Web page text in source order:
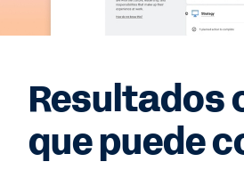
Resultados
que puede